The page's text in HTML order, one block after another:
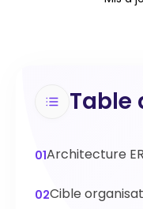
Table
01Architecture
02Cible